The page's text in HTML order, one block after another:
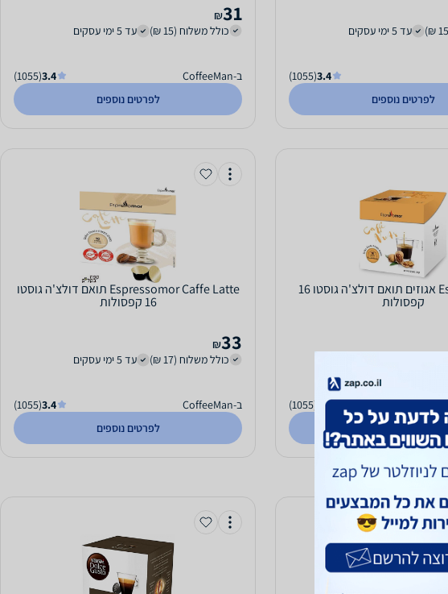
עד 5 ימי עסקים
3.4
(1055)
לפרטים נוספים
31
₪
כולל משלוח (15 ₪)
עד 5 ימי עסקים
ב-CoffeeMan 3.4
(1055)
לפרטים נוספים
Espressomor אגוזים תואם דולצ'ה גוסטו 16
קפסולות
3.4
(1055)
לפרטים נוספים
Espressomor Caffe Latte תואם דולצ'ה גוסטו
16 קפסולות
33
₪
כולל משלוח (17 ₪)
עד 5 ימי עסקים
ב-CoffeeMan 3.4
(1055)
לפרטים נוספים